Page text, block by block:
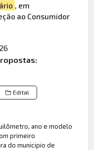
, em
ao Consumidor
Edital
ano e modelo
primeiro
do municipio de